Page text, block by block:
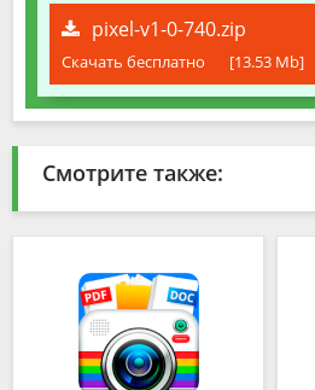
pixel-v1-0-740.zip
Скачать бесплатно [13.53 Mb]
Смотрите также: